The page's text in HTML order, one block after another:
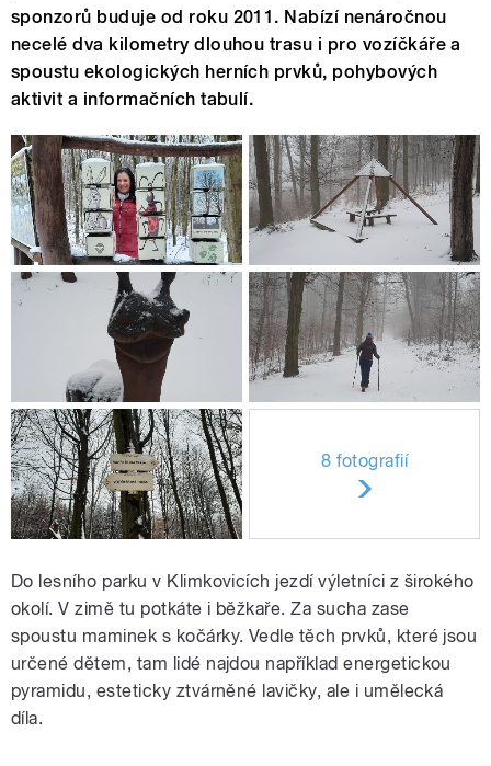
sponzorů buduje od roku 2011. Nabízí nenáročnou
necelé dva kilometry dlouhou trasu i pro vozíčkáře a
spoustu ekologických herních prvků, pohybových
aktivit a informačních tabulí.
8 fotografií
Do lesního parku v Klimkovicích jezdí výletníci z širokého
okolí. V zimě tu potkáte i běžkaře. Za sucha zase
spoustu maminek s kočárky. Vedle těch prvků, které jsou
určené dětem, tam lidé najdou například energetickou
pyramidu, esteticky ztvárněné lavičky, ale i umělecká
díla.